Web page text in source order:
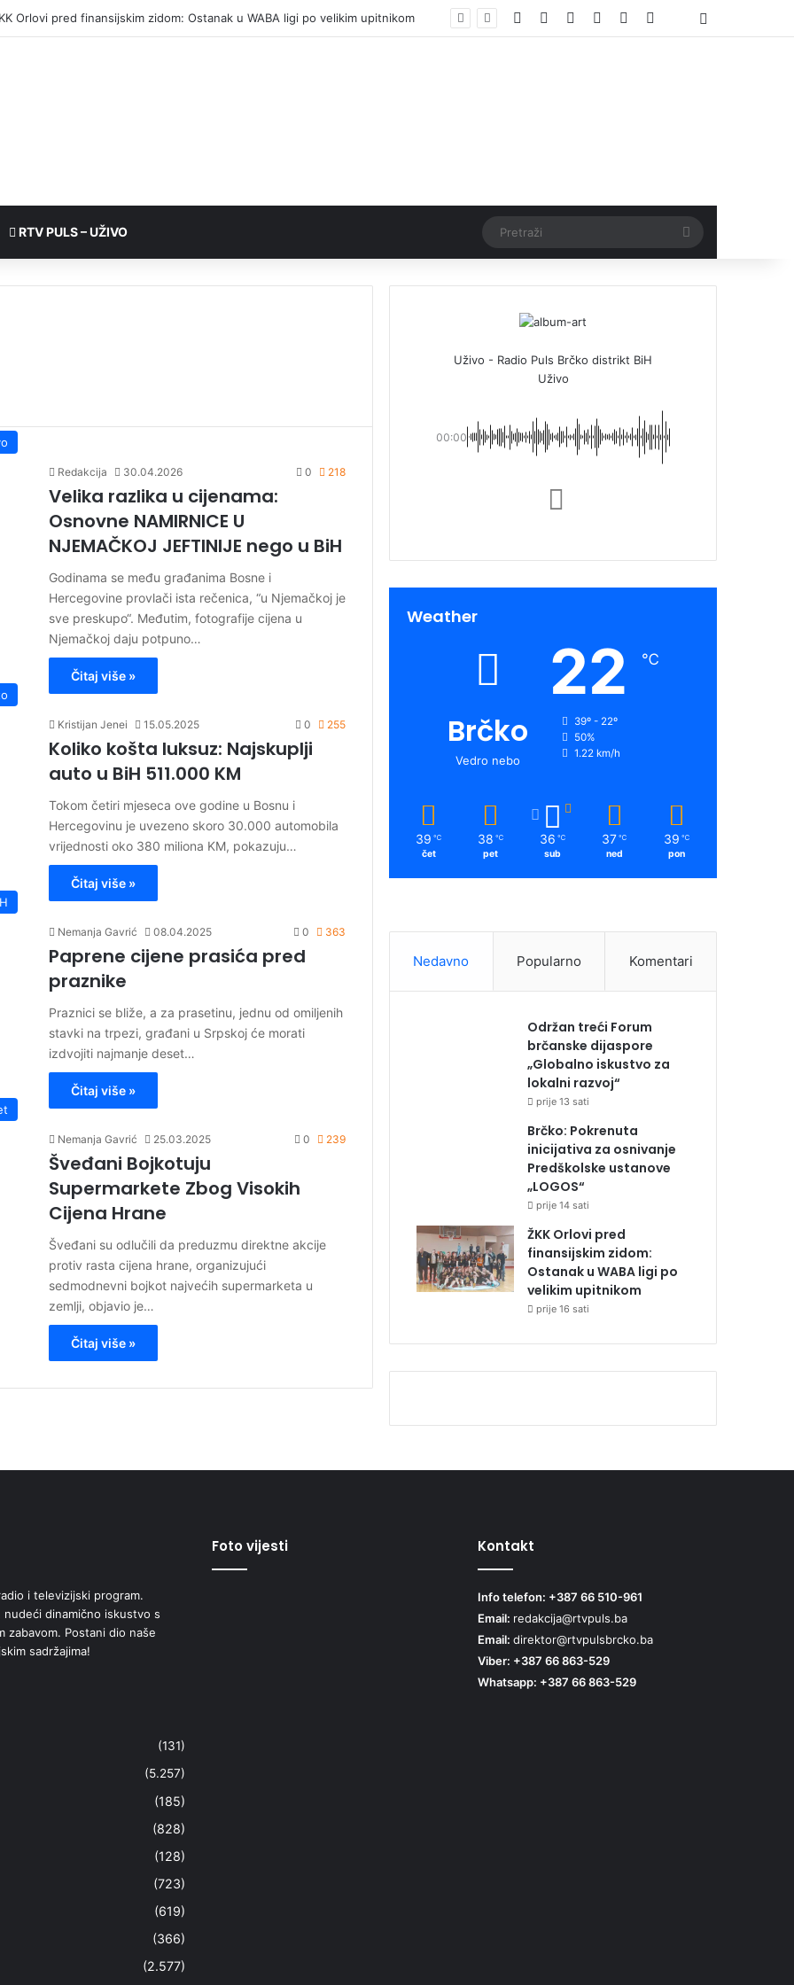
požara kod Banjaluke: Mrtav pijan palio vatru, pa napravio haos Facebook PinterestYouTubeInstagram Threads
RTV PULS – UŽIVO
Redakcija 30.04.2026 0 218
Velika razlika u cijenama:
Osnovne NAMIRNICE U
NJEMAČKOJ JEFTINIJE nego u BiH
Godinama se među građanima Bosne i
Hercegovine provlači ista rečenica, “u Njemačkoj je
sve preskupo“. Međutim, fotografije cijena u
Njemačkoj daju potpuno…
Čitaj više »
Kristijan Jenei 15.05.2025 0 255
Koliko košta luksuz: Najskuplji
auto u BiH 511.000 KM
Tokom četiri mjeseca ove godine u Bosnu i
Hercegovinu je uvezeno skoro 30.000 automobila
vrijednosti oko 380 miliona KM, pokazuju…
Čitaj više »
Nemanja Gavrić 08.04.2025 0 363
Paprene cijene prasića pred
praznike
Praznici se bliže, a za prasetinu, jednu od omiljenih
stavki na trpezi, građani u Srpskoj će morati
izdvojiti najmanje deset…
Čitaj više »
Nemanja Gavrić 25.03.2025 0 239
Šveđani Bojkotuju
Supermarkete Zbog Visokih
Cijena Hrane
Šveđani su odlučili da preduzmu direktne akcije
protiv rasta cijena hrane, organizujući
sedmodnevni bojkot najvećih supermarketa u
zemlji, objavio je…
Čitaj više »
Uživo - Radio Puls Brčko distrikt BiH
Uživo
00:00
Weather
Brčko
Vedro nebo
22 ℃
39º - 22º
50%
1.22 km/h
39 ℃
čet
38 ℃
pet
36 ℃
sub
37 ℃
ned
39 ℃
pon
Nedavno Popularno Komentari
Održan treći Forum
brčanske dijaspore
„Globalno iskustvo za
lokalni razvoj“
prije 13 sati
Brčko: Pokrenuta
inicijativa za osnivanje
Predškolske ustanove
„LOGOS“
prije 14 sati
ŽKK Orlovi pred
finansijskim zidom:
Ostanak u WABA ligi po
velikim upitnikom
prije 16 sati
i televizijski program.
nudeći dinamično iskustvo s
zabavom. Postani dio naše
sadržajima!
(131)
(5.257)
(185)
(828)
(128)
(723)
(619)
(366)
(2.577)
Foto vijesti Kontakt
Info telefon: +387 66 510-961
Email: redakcija@rtvpuls.ba
Email: direktor@rtvpulsbrcko.ba
Viber: +387 66 863-529
Whatsapp: +387 66 863-529